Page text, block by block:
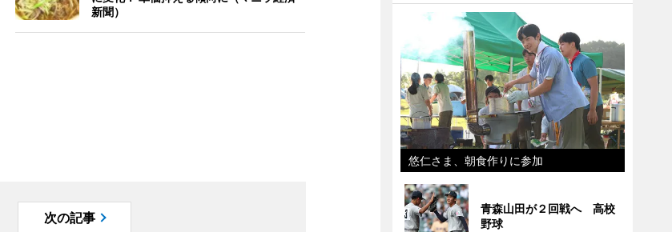
新聞）
次の記事
悠仁さま、朝食作りに参加
青森山田が２回戦へ 高校
野球